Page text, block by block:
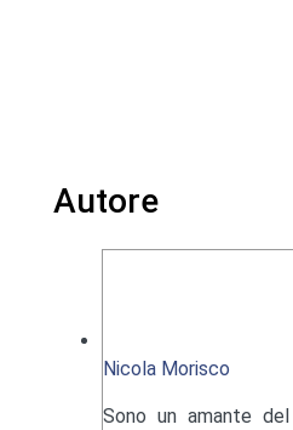
Autore
Nicola Morisco
Sono un amante